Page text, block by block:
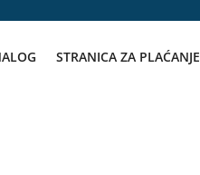
STRANICA ZA PLAĆANJE